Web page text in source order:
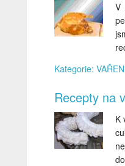
V
Kategorie:
Recepty na
K